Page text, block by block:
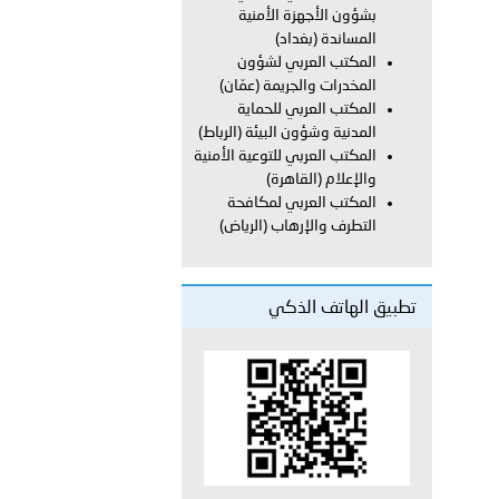
والكلية الدولية الجامعية للعلوم والصحة توقعان اتفاقية
تحذر من زيادة عدد الركاب في المركبات حفاظًا على سلامة
تطلع وفد الشرطة الإيطالية على منظومتي التأهيل الشرطي
تنظم حملة للتبرع بالدم في منطقة الظفرة تعزيزا للمسؤولية
بشؤون الأجهزة الأمنية
المساندة (بغداد)
المكتب العربي لشؤون
المخدرات والجريمة (عمّان)
المكتب العربي للحماية
المدنية وشؤون البيئة (الرباط)
المكتب العربي للتوعية الأمنية
والإعلام (القاهرة)
المكتب العربي لمكافحة
التطرف والإرهاب (الرياض)
تطبيق الهاتف الذكي